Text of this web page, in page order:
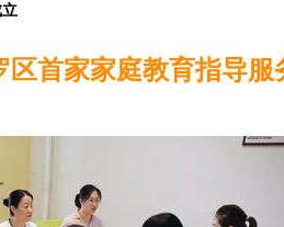
首家家庭教育指导服